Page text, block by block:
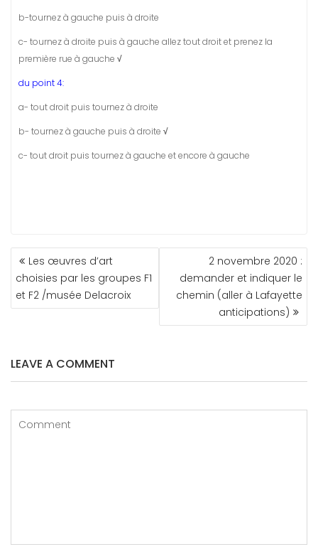
b-tournez à gauche puis à droite
c- tournez à droite puis à gauche allez tout droit et prenez la
première rue à gauche √
du point 4:
a- tout droit puis tournez à droite
b- tournez à gauche puis à droite √
c- tout droit puis tournez à gauche et encore à gauche
NAVIGATION
DE
L’ARTICLE
Les œuvres d’art
choisies par les groupes F1
et F2 /musée Delacroix
2 novembre 2020 :
demander et indiquer le
chemin (aller à Lafayette
anticipations)
LEAVE A COMMENT